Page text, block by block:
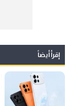
إقرأ أيضاً